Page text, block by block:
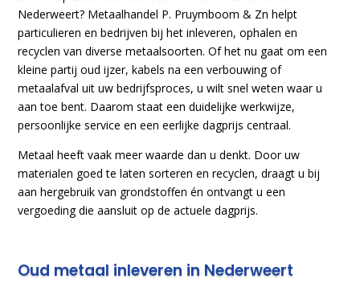
Nederweert? Metaalhandel P. Pruymboom & Zn helpt
particulieren en bedrijven bij het inleveren, ophalen en
recyclen van diverse metaalsoorten. Of het nu gaat om een
kleine partij oud ijzer, kabels na een verbouwing of
metaalafval uit uw bedrijfsproces, u wilt snel weten waar u
aan toe bent. Daarom staat een duidelijke werkwijze,
persoonlijke service en een eerlijke dagprijs centraal.
Metaal heeft vaak meer waarde dan u denkt. Door uw
materialen goed te laten sorteren en recyclen, draagt u bij
aan hergebruik van grondstoffen én ontvangt u een
vergoeding die aansluit op de actuele dagprijs.
Oud metaal inleveren in Nederweert